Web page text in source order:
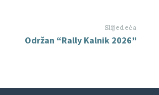
Slijedeća
Održan “Rally Kalnik 2026”